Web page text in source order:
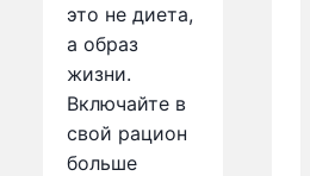
это не диета,
а образ
жизни.
Включайте в
свой рацион
больше